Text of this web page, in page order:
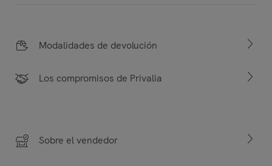
Modalidades de devolución
Los compromisos de Privalia
Sobre el vendedor